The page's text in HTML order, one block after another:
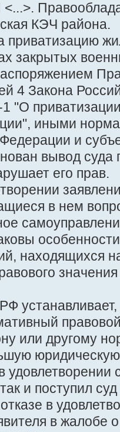
<...>.
КЭЧ района.
приватизацию
закрытых
4 Закона
1 "О
иными
и
вывод суда
его прав.
в нем
находящихся
или другому
удовлетворении
и поступил
в
в жалобе